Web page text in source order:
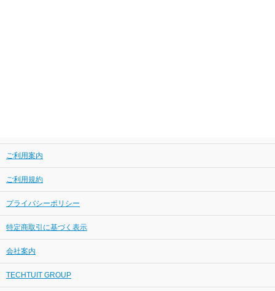
ご利用案内
ご利用規約
プライバシーポリシー
特定商取引に基づく表示
会社案内
TECHTUIT GROUP